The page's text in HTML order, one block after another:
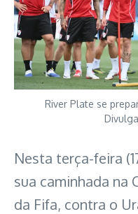
River Plate se
Nesta terça-feira
sua caminhada na
da Fifa, contra o